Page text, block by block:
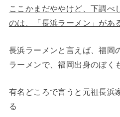
ここかまだややけど、下調べ
のは、「長浜ラーメン」があ
長浜ラーメンと言えば、福岡
ラーメンで、福岡出身のぼく
有名どころで言うと元祖長浜
る